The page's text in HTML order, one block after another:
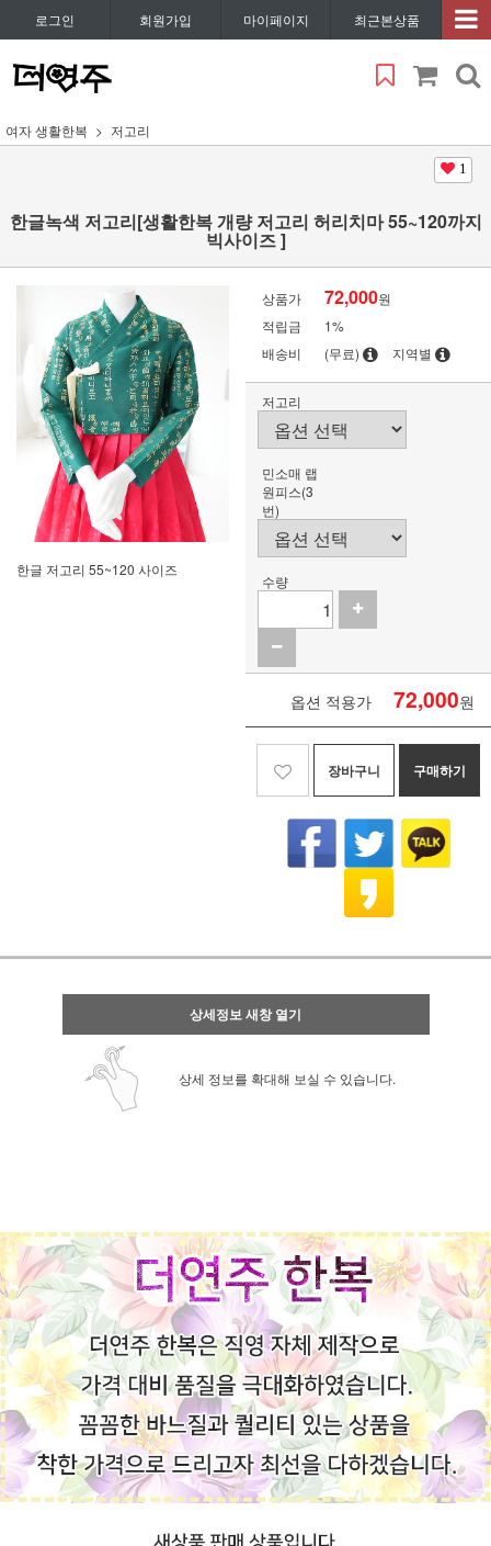
로그인 회원가입 마이페이지 최근본상품
여자 생활한복 저고리
1
한글녹색 저고리[생활한복 개량 저고리 허리치마 55~120까지
빅사이즈 ]
한글 저고리 55~120 사이즈
상품가 72,000원
적립금
1%
배송비
(무료) 지역별
저고리
민소매 랩
원피스(3
번)
수량
옵션 적용가 72,000원
장바구니 구매하기
상세정보 새창 열기
상세 정보를 확대해 보실 수 있습니다.